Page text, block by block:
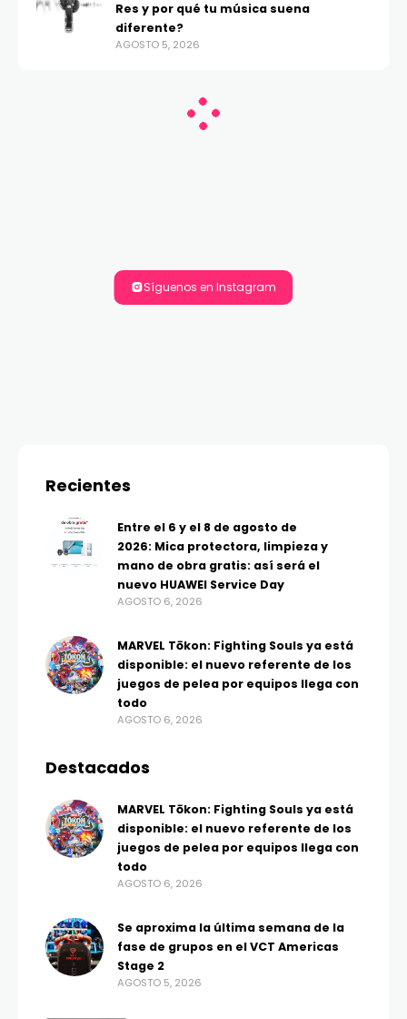
Res y por qué tu música suena
diferente?
AGOSTO 5, 2026
Síguenos en Instagram
Recientes
Entre el 6 y el 8 de agosto de
2026: Mica protectora, limpieza y
mano de obra gratis: así será el
nuevo HUAWEI Service Day
AGOSTO 6, 2026
MARVEL Tōkon: Fighting Souls ya está
disponible: el nuevo referente de los
juegos de pelea por equipos llega con
todo
AGOSTO 6, 2026
Destacados
MARVEL Tōkon: Fighting Souls ya está
disponible: el nuevo referente de los
juegos de pelea por equipos llega con
todo
AGOSTO 6, 2026
Se aproxima la última semana de la
fase de grupos en el VCT Americas
Stage 2
AGOSTO 5, 2026